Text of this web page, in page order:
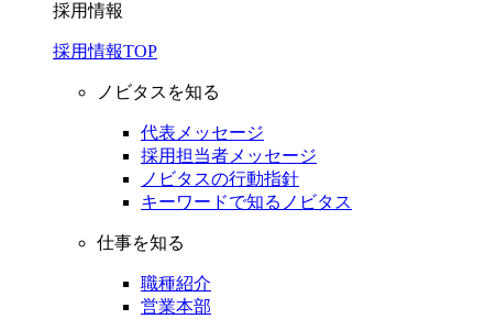
採用情報
採用情報TOP
ノビタスを知る
代表メッセージ
採用担当者メッセージ
ノビタスの行動指針
キーワードで知るノビタス
仕事を知る
職種紹介
営業本部